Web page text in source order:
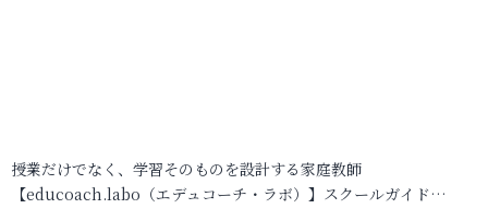
授業だけでなく、学習そのものを設計する家庭教師
【educoach.labo（エデュコーチ・ラボ）】スクールガイド…